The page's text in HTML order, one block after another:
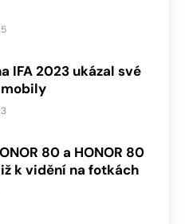
IFA 2023 ukázal své
80 a HONOR 80
k vidění na fotkách